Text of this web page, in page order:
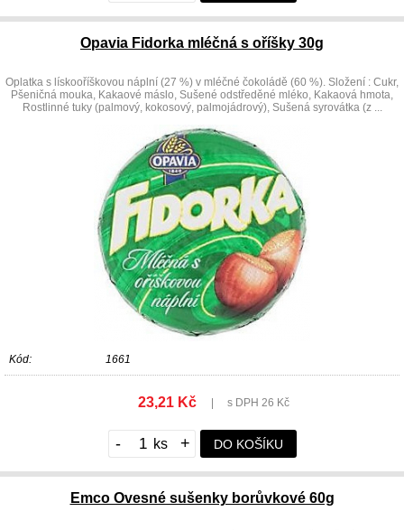
Opavia Fidorka mléčná s oříšky 30g
Oplatka s lískooříškovou náplní (27 %) v mléčné čokoládě (60 %). Složení : Cukr,
Pšeničná mouka, Kakaové máslo, Sušené odstředěné mléko, Kakaová hmota,
Rostlinné tuky (palmový, kokosový, palmojádrový), Sušená syrovátka (z ...
Kód: 1661
23,21 Kč s DPH 26 Kč
- + DO KOŠÍKU
Emco Ovesné sušenky borůvkové 60g